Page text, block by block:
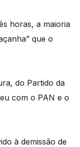
horas, a maioria
que o
do Partido da
com o PAN e o
à demissão de